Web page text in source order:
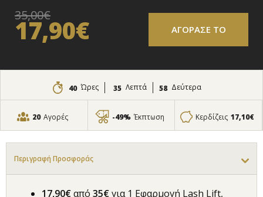
35,00€
17,90€ ΑΓΟΡΑΣΕ ΤΟ
40 Ώρες 35 Λεπτά 57 Δεύτερα
20 Αγορές -49% Έκπτωση Κερδίζεις 17,10€
Περιγραφή Προσφοράς
17,90€από 35€για 1 Εφαρμογή Lash Lift,